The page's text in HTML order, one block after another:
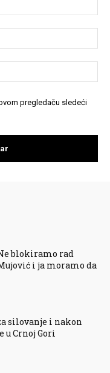
pregledaču sledeći
blokiramo rad
i ja moramo da
silovanje i nakon
u Crnoj Gori